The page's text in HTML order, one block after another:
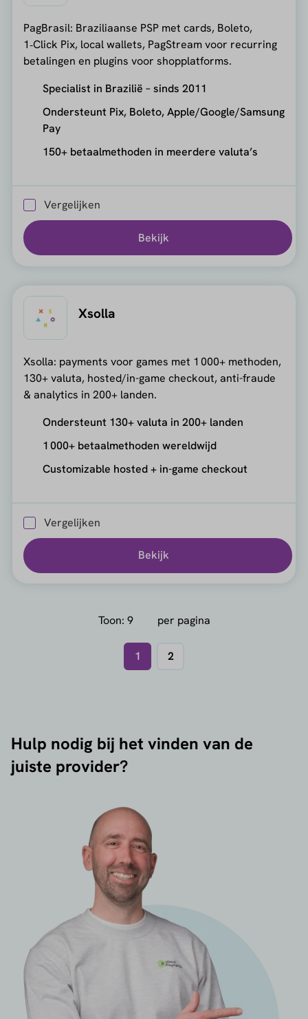
PagBrasil: Braziliaanse PSP met cards, Boleto,
1‑Click Pix, local wallets, PagStream voor recurring
betalingen en plugins voor shopplatforms.
Specialist in Brazilië – sinds 2011
Ondersteunt Pix, Boleto, Apple/Google/Samsung
Pay
150+ betaalmethoden in meerdere valuta’s
Vergelijken
Bekijk
Xsolla
Xsolla: payments voor games met 1 000+ methoden,
130+ valuta, hosted/in-game checkout, anti-fraude
& analytics in 200+ landen.
Ondersteunt 130+ valuta in 200+ landen
1 000+ betaalmethoden wereldwijd
Customizable hosted + in-game checkout
Vergelijken
Bekijk
Toon: per pagina
1 2
Hulp nodig bij het vinden van de
juiste provider?